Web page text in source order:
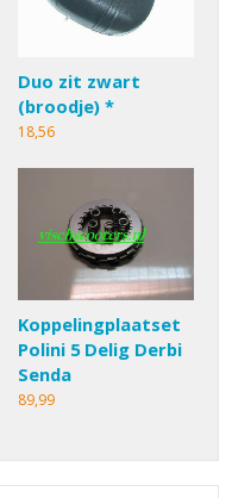
Duo zit zwart
(broodje) *
18,56
Koppelingplaatset
Polini 5 Delig Derbi
Senda
89,99